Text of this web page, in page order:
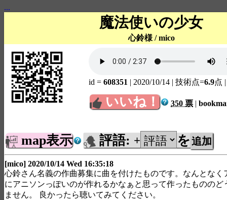
...
魔法使いの少女
心鈴様 / mico
id = 608351 | 2020/10/14 | 技術点=6.9点
いいね！ 350 票 |
map表示 評語: + を
[mico] 2020/10/14 Wed 16:35:18
心鈴さん名義の作曲募集に曲を付けたものです。なんとなく
にアニソンっぽいのが作れるかなぁと思って作ったもののど
ません。 良かったら聴いてみてください。